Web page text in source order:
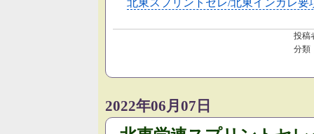
投稿
分類
2022年06月07日